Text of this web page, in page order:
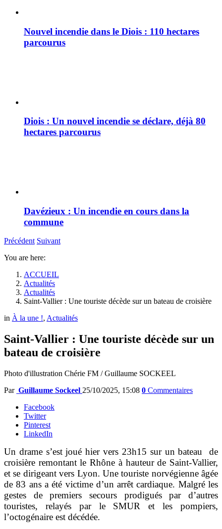
Nouvel incendie dans le Diois : 110 hectares
parcourus
Diois : Un nouvel incendie se déclare, déjà 80
hectares parcourus
Davézieux : Un incendie en cours dans la
commune
Précédent Suivant
You are here:
ACCUEIL
Actualités
Actualités
Saint-Vallier : Une touriste décède sur un bateau de croisière
in À la une !, Actualités
Saint-Vallier : Une touriste décède sur un
bateau de croisière
Photo d'illustration Chérie FM / Guillaume SOCKEEL
Par Guillaume Sockeel 25/10/2025, 15:08 0 Commentaires
Facebook
Twitter
Pinterest
LinkedIn
Un drame s’est joué hier vers 23h15 sur un bateau de
croisière remontant le Rhône à hauteur de Saint-Vallier,
et se dirigeant vers Lyon. Une touriste norvégienne âgée
de 83 ans a été victime d’un arrêt cardiaque. Malgré les
gestes de premiers secours prodigués par d’autres
touristes, relayés par le SMUR et les pompiers,
l’octogénaire est décédée.